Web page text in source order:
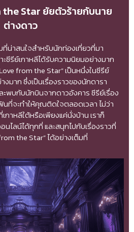
the Star ยัยตัวร้ายกับนาย
ต่างดาว
ที่น่าสนใจสำหรับนักท่องเที่ยวที่มา
ะซีรีย์เกาหลีได้รับความนิยมอย่างมาก
from the Star” เป็นหนึ่งในซีรีย์
มาก ซึ่งเป็นเรื่องราวของนักดารา
ะพบกับนักบินจากดาวอังคาร ซีรีย์เรื่อง
ที่จะทำให้คุณติดใจตลอดเวลา ไม่ว่า
เกาหลีใต้หรือเพียงแค่นั่งบ้าน เราก็
ไลน์ได้ทุกที่ และสนุกไปกับเรื่องราวที่
the Star” ได้อย่างเต็มที่